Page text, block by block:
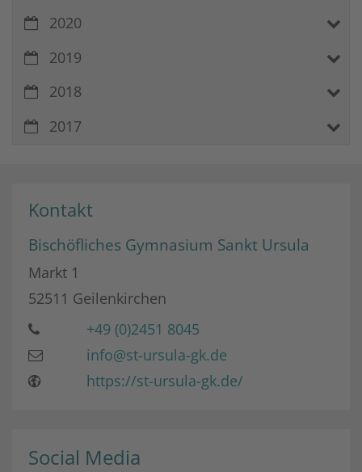
2020
2019
2018
2017
Kontakt
Bischöfliches Gymnasium Sankt Ursula
Markt 1
52511 Geilenkirchen
+49 (0)2451 8045
info@st-ursula-gk.de
https://st-ursula-gk.de/
Social Media